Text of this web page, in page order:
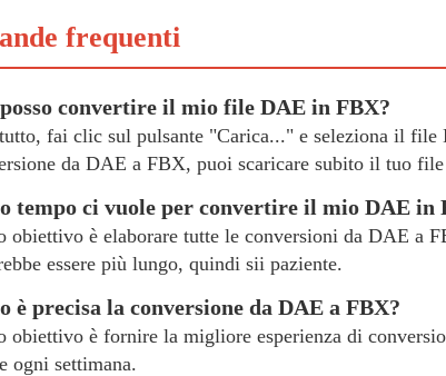
frequenti
convertire il mio file DAE in FBX?
fai clic sul pulsante "Carica..." e seleziona il
da DAE a FBX, puoi scaricare subito il tuo
tempo ci vuole per convertire il mio DAE in
obiettivo è elaborare tutte le conversioni da DAE a
essere più lungo, quindi sii paziente.
è precisa la conversione da DAE a FBX?
obiettivo è fornire la migliore esperienza di
ogni settimana.